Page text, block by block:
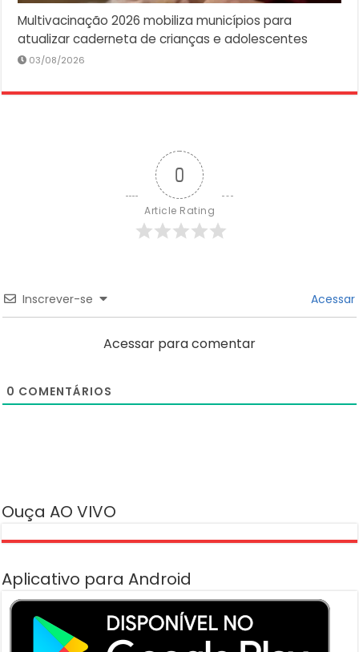
Multivacinação 2026 mobiliza municípios para
atualizar caderneta de crianças e adolescentes
03/08/2026
0
Article Rating
Inscrever-se Acessar
Acessar para comentar
0 COMENTÁRIOS
Ouça AO VIVO
Aplicativo para Android